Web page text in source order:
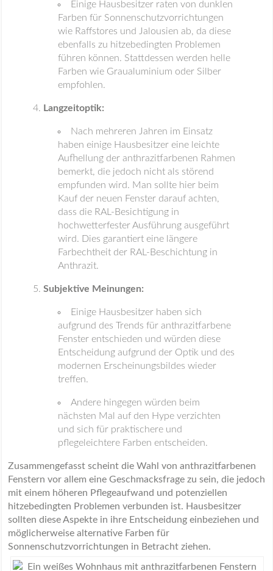
Einige Hausbesitzer raten von dunklen
Farben für Sonnenschutzvorrichtungen
wie Raffstores und Jalousien ab, da diese
ebenfalls zu hitzebedingten Problemen
führen können. Stattdessen werden helle
Farben wie Graualuminium oder Silber
empfohlen.
Langzeitoptik:
Nach mehreren Jahren im Einsatz
haben einige Hausbesitzer eine leichte
Aufhellung der anthrazitfarbenen Rahmen
bemerkt, die jedoch nicht als störend
empfunden wird. Man sollte hier beim
Kauf der neuen Fenster darauf achten,
dass die RAL-Besichtigung in
hochwetterfester Ausführung ausgeführt
wird. Dies garantiert eine längere
Farbechtheit der RAL-Beschichtung in
Anthrazit.
Subjektive Meinungen:
Einige Hausbesitzer haben sich
aufgrund des Trends für anthrazitfarbene
Fenster entschieden und würden diese
Entscheidung aufgrund der Optik und des
modernen Erscheinungsbildes wieder
treffen.
Andere hingegen würden beim
nächsten Mal auf den Hype verzichten
und sich für praktischere und
pflegeleichtere Farben entscheiden.
Zusammengefasst scheint die Wahl von anthrazitfarbenen
Fenstern vor allem eine Geschmacksfrage zu sein, die jedoch
mit einem höheren Pflegeaufwand und potenziellen
hitzebedingten Problemen verbunden ist. Hausbesitzer
sollten diese Aspekte in ihre Entscheidung einbeziehen und
möglicherweise alternative Farben für
Sonnenschutzvorrichtungen in Betracht ziehen.